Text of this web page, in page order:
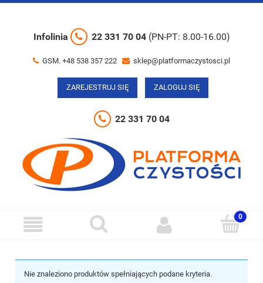
Infolinia 22 331 70 04 (PN-PT: 8.00-16.00)
GSM. +48 538 357 222 sklep@platformaczystosci.pl
ZAREJESTRUJ SIĘ ZALOGUJ SIĘ
22 331 70 04
Nie znaleziono produktów spełniających podane kryteria.